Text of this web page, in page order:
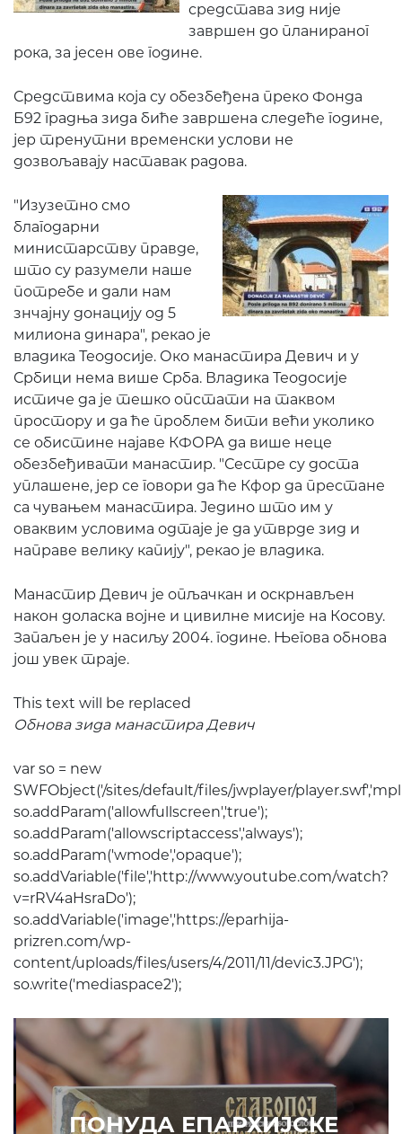
средстава зид није
завршен до планираног
рока, за јесен ове године.
Средствима која су обезбеђена преко Фонда
Б92 градња зида биће завршена следеће године,
јер тренутни временски услови не
дозвољавају наставак радова.
" Изузетно смо
благодарни
министарству правде,
што су разумели наше
потребе и дали нам
знчајну донацију од 5
милиона динара", рекао је
владика Теодосије. Око манастира Девич и у
Србици нема више Срба. Владика Теодосије
истиче да је тешко опстати на таквом
простору и да ће проблем бити већи уколико
се обистине најаве КФОРА да више неце
обезбеђивати манастир. "Сестре су доста
уплашене, јер се говори да ће Кфор да престане
са чувањем манастира. Једино што им у
оваквим условима одтаје је да утврде зид и
направе велику капију", рекао је владика.
Манастир Девич је опљачкан и оскрнављен
након доласка војне и цивилне мисије на Косову.
Запаљен је у насиљу 2004. године. Његова обнова
још увек траје.
This text will be replaced
Обнова зида манастира Девич
var so = new
SWFObject('/sites/default/files/jwplayer/
so.addParam('allowfullscreen','true');
so.addParam('allowscriptaccess','always');
so.addParam('wmode','opaque');
so.addVariable('file','http://www.youtube.com/watch?
v=rRV4aHsraDo');
so.addVariable('image','https://eparhija-
prizren.com/wp-
content/uploads/files/users/4/2011/11/devic3.JPG');
so.write('mediaspace2');
ПОНУДА ЕПАРХИЈСКЕ